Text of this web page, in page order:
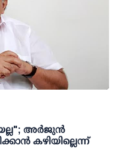
അർജുൻ
കഴിയില്ലെന്ന്